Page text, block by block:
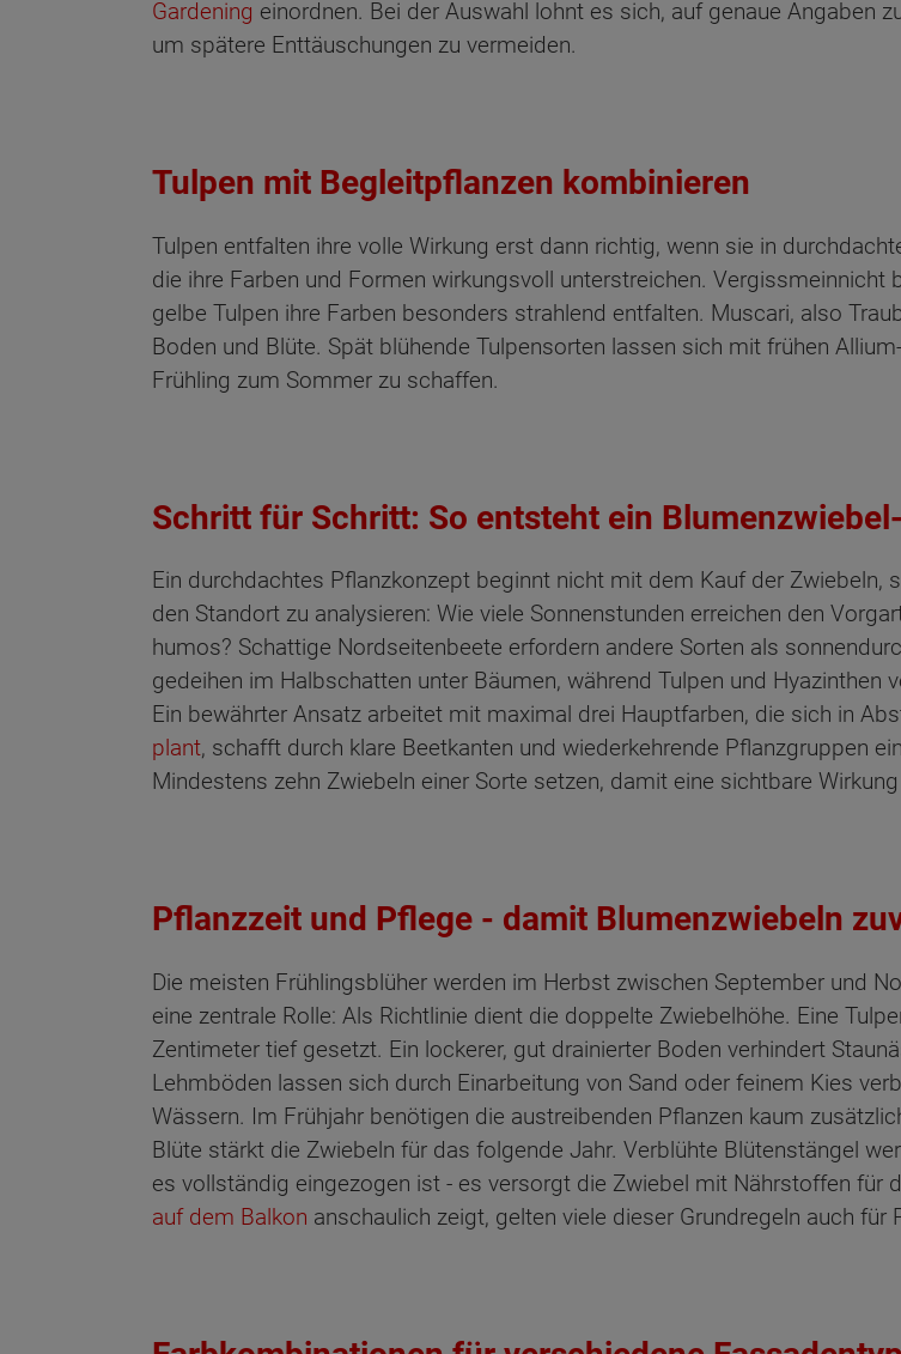
Gardening einordnen. Bei der Auswahl lohnt es sich, auf genaue Angaben
um spätere Enttäuschungen zu vermeiden.
Tulpen mit Begleitpflanzen kombinieren
Tulpen entfalten ihre volle Wirkung erst dann richtig, wenn sie in
die ihre Farben und Formen wirkungsvoll unterstreichen.
gelbe Tulpen ihre Farben besonders strahlend entfalten. Muscari, also
Boden und Blüte. Spät blühende Tulpensorten lassen sich mit frühen
Frühling zum Sommer zu schaffen.
Schritt für Schritt: So entsteht ein
Ein durchdachtes Pflanzkonzept beginnt nicht mit dem Kauf der
den Standort zu analysieren: Wie viele Sonnenstunden erreichen den
humos? Schattige Nordseitenbeete erfordern andere Sorten als
gedeihen im Halbschatten unter Bäumen, während Tulpen und Hyazinthen
Ein bewährter Ansatz arbeitet mit maximal drei Hauptfarben, die sich in
plant, schafft durch klare Beetkanten und wiederkehrende Pflanzgruppen
Mindestens zehn Zwiebeln einer Sorte setzen, damit eine sichtbare
Pflanzzeit und Pflege - damit Blumenzwiebeln
Die meisten Frühlingsblüher werden im Herbst zwischen September und
eine zentrale Rolle: Als Richtlinie dient die doppelte Zwiebelhöhe. Eine
Zentimeter tief gesetzt. Ein lockerer, gut drainierter Boden verhindert
Lehmböden lassen sich durch Einarbeitung von Sand oder feinem Kies
Wässern. Im Frühjahr benötigen die austreibenden Pflanzen kaum
Blüte stärkt die Zwiebeln für das folgende Jahr. Verblühte Blütenstängel
es vollständig eingezogen ist - es versorgt die Zwiebel mit Nährstoffen für
auf dem Balkon anschaulich zeigt, gelten viele dieser Grundregeln auch